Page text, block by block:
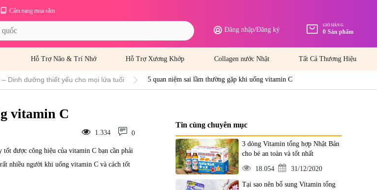
Cẩm nang mua sắm
Đăng nhập/Đăng ký
GIỎ HÀNG
0 Sản phẩm
Hỗ Trợ Não & Trí Nhớ Hỗ Trợ Xương Khớp Collagen nước Nhật Tất Cả Thương Hiệu
Dinh dưỡng thiết yếu cho mọi lứa tuổi 5 quan niệm sai lầm thường gặp khi uống vitamin C
vitamin C
1.334 0
được công hiệu của vitamin C bạn cần phải
nhiều người khi uống vitamin C và cách tốt
Tin cùng chuyên mục
3 dòng Vitamin tổng hợp Nhật Bản
cho bé an toàn và tốt nhất
18.054 31/12/2020
Tại sao nên bổ sung Vitamin tổng